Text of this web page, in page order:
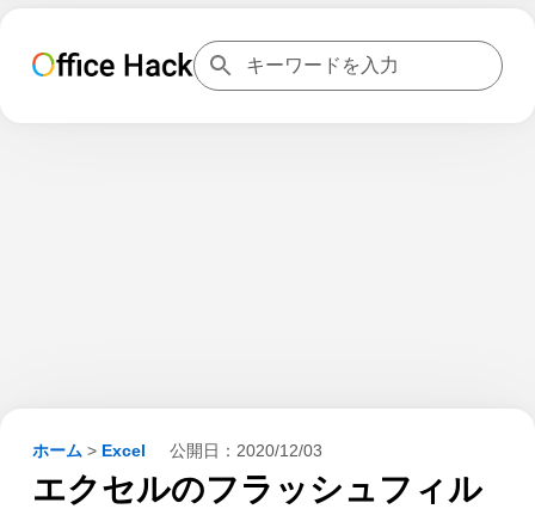
ホーム > Excel 公開日： 2020/12/03
エクセルのフラッシュフィル